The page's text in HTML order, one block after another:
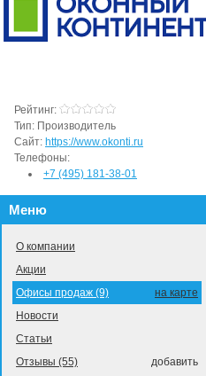
Рейтинг:
Тип: Производитель
Сайт: https://www.okonti.ru
Телефоны:
+7 (495) 181-38-01
Меню
О компании
Акции
на карте
Офисы продаж (9)
Новости
Статьи
добавить
Отзывы (55)